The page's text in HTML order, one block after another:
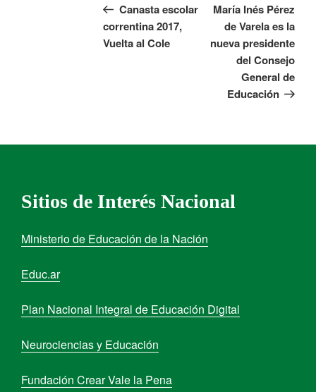
Canasta escolar
correntina 2017,
Vuelta al Cole
María Inés Pérez
de Varela es la
nueva presidente
del Consejo
General de
Educación
Sitios de Interés Nacional
Ministerio de Educación de la Nación
Educ.ar
Plan Nacional Integral de Educación Digital
Neurociencias y Educación
Fundación Crear Vale la Pena